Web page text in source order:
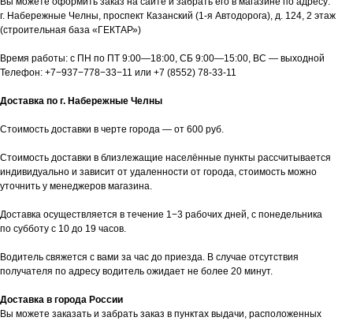
г. Набережные Челны, проспект Казанский (1-я Автодорога), д. 124, 2 этаж
(строительная база «ГЕКТАР»)
Время работы: с ПН по ПТ 9:00—18:00, СБ 9:00—15:00, ВС — выходной
Телефон: +7−937−778−33−11 или +7 (8552) 78-33-11
Доставка по г. Набережные Челны
Стоимость доставки в черте города — от 600 руб.
Стоимость доставки в близлежащие населённые пункты рассчитывается
индивидуально и зависит от удаленности от города, стоимость можно
уточнить у менеджеров магазина.
Доставка осуществляется в течение 1−3 рабочих дней, с понедельника
по субботу с 10 до 19 часов.
Водитель свяжется с вами за час до приезда. В случае отсутствия
получателя по адресу водитель ожидает не более 20 минут.
Доставка в города России
Вы можете заказать и забрать заказ в пунктах выдачи, расположенных